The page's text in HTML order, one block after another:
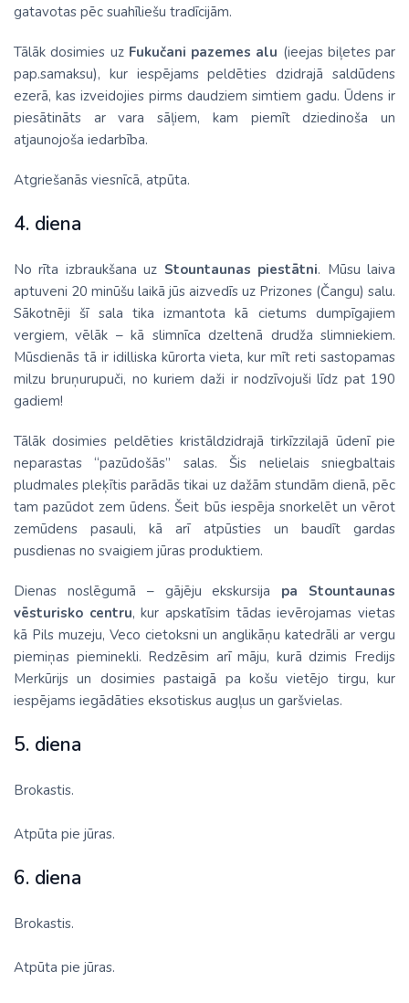
gatavotas pēc suahīliešu tradīcijām.
Tālāk dosimies uz Fukučani pazemes alu (ieejas biļetes par
pap.samaksu), kur iespējams peldēties dzidrajā saldūdens
ezerā, kas izveidojies pirms daudziem simtiem gadu. Ūdens ir
piesātināts ar vara sāļiem, kam piemīt dziedinoša un
atjaunojoša iedarbība.
Atgriešanās viesnīcā, atpūta.
4. diena
No rīta izbraukšana uz Stountaunas piestātni. Mūsu laiva
aptuveni 20 minūšu laikā jūs aizvedīs uz Prizones (Čangu) salu.
Sākotnēji šī sala tika izmantota kā cietums dumpīgajiem
vergiem, vēlāk – kā slimnīca dzeltenā drudža slimniekiem.
Mūsdienās tā ir idilliska kūrorta vieta, kur mīt reti sastopamas
milzu bruņurupuči, no kuriem daži ir nodzīvojuši līdz pat 190
gadiem!
Tālāk dosimies peldēties kristāldzidrajā tirkīzzilajā ūdenī pie
neparastas “pazūdošās” salas. Šis nelielais sniegbaltais
pludmales pleķītis parādās tikai uz dažām stundām dienā, pēc
tam pazūdot zem ūdens. Šeit būs iespēja snorkelēt un vērot
zemūdens pasauli, kā arī atpūsties un baudīt gardas
pusdienas no svaigiem jūras produktiem.
Dienas noslēgumā – gājēju ekskursija pa Stountaunas
vēsturisko centru, kur apskatīsim tādas ievērojamas vietas
kā Pils muzeju, Veco cietoksni un anglikāņu katedrāli ar vergu
piemiņas pieminekli. Redzēsim arī māju, kurā dzimis Fredijs
Merkūrijs un dosimies pastaigā pa košu vietējo tirgu, kur
iespējams iegādāties eksotiskus augļus un garšvielas.
5. diena
Brokastis.
Atpūta pie jūras.
6. diena
Brokastis.
Atpūta pie jūras.